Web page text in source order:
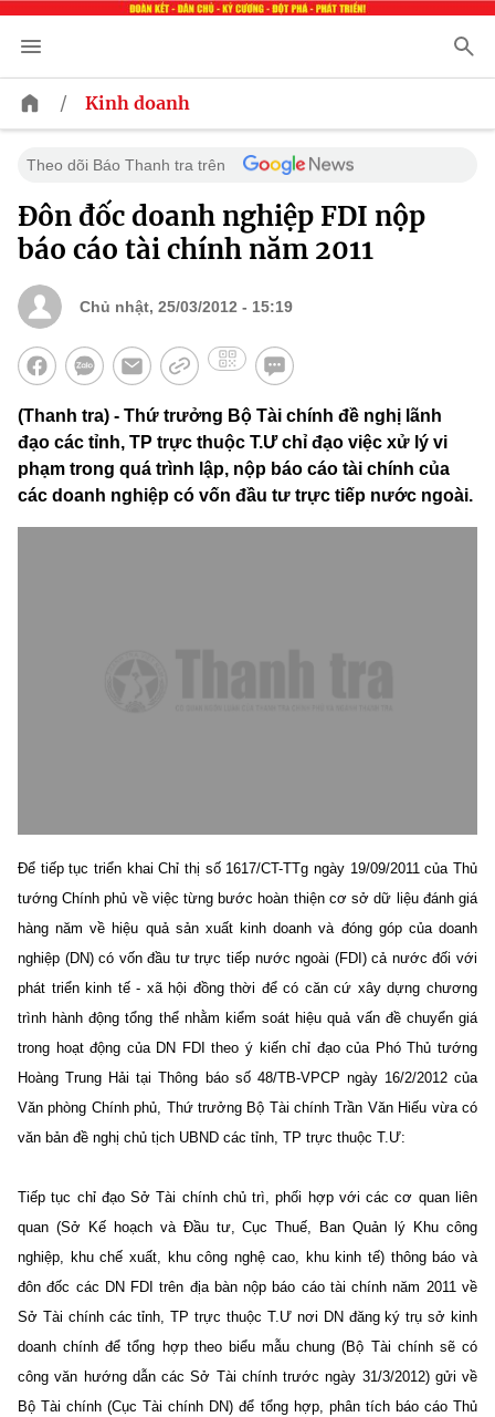
/ Kinh doanh
Theo dõi Báo Thanh tra trên
Đôn đốc doanh nghiệp FDI nộp
báo cáo tài chính năm 2011
Chủ nhật, 25/03/2012 - 15:19
(Thanh tra) - Thứ trưởng Bộ Tài chính đề nghị lãnh
đạo các tỉnh, TP trực thuộc T.Ư chỉ đạo việc xử lý vi
phạm trong quá trình lập, nộp báo cáo tài chính của
các doanh nghiệp có vốn đầu tư trực tiếp nước ngoài.
Để tiếp tục triển khai Chỉ thị số 1617/CT-TTg ngày 19/09/2011 của Thủ
tướng Chính phủ về việc từng bước hoàn thiện cơ sở dữ liệu đánh giá
hàng năm về hiệu quả sản xuất kinh doanh và đóng góp của doanh
nghiệp (DN) có vốn đầu tư trực tiếp nước ngoài (FDI) cả nước đối với
phát triển kinh tế - xã hội đồng thời để có căn cứ xây dựng chương
trình hành động tổng thể nhằm kiểm soát hiệu quả vấn đề chuyển giá
trong hoạt động của DN FDI theo ý kiến chỉ đạo của Phó Thủ tướng
Hoàng Trung Hải tại Thông báo số 48/TB-VPCP ngày 16/2/2012 của
Văn phòng Chính phủ, Thứ trưởng Bộ Tài chính Trần Văn Hiếu vừa có
văn bản đề nghị chủ tịch UBND các tỉnh, TP trực thuộc T.Ư:
Tiếp tục chỉ đạo Sở Tài chính chủ trì, phối hợp với các cơ quan liên
quan (Sở Kế hoạch và Đầu tư, Cục Thuế, Ban Quản lý Khu công
nghiệp, khu chế xuất, khu công nghệ cao, khu kinh tế) thông báo và
đôn đốc các DN FDI trên địa bàn nộp báo cáo tài chính năm 2011 về
Sở Tài chính các tỉnh, TP trực thuộc T.Ư nơi DN đăng ký trụ sở kinh
doanh chính để tổng hợp theo biểu mẫu chung (Bộ Tài chính sẽ có
công văn hướng dẫn các Sở Tài chính trước ngày 31/3/2012) gửi về
Bộ Tài chính (Cục Tài chính DN) để tổng hợp, phân tích báo cáo Thủ